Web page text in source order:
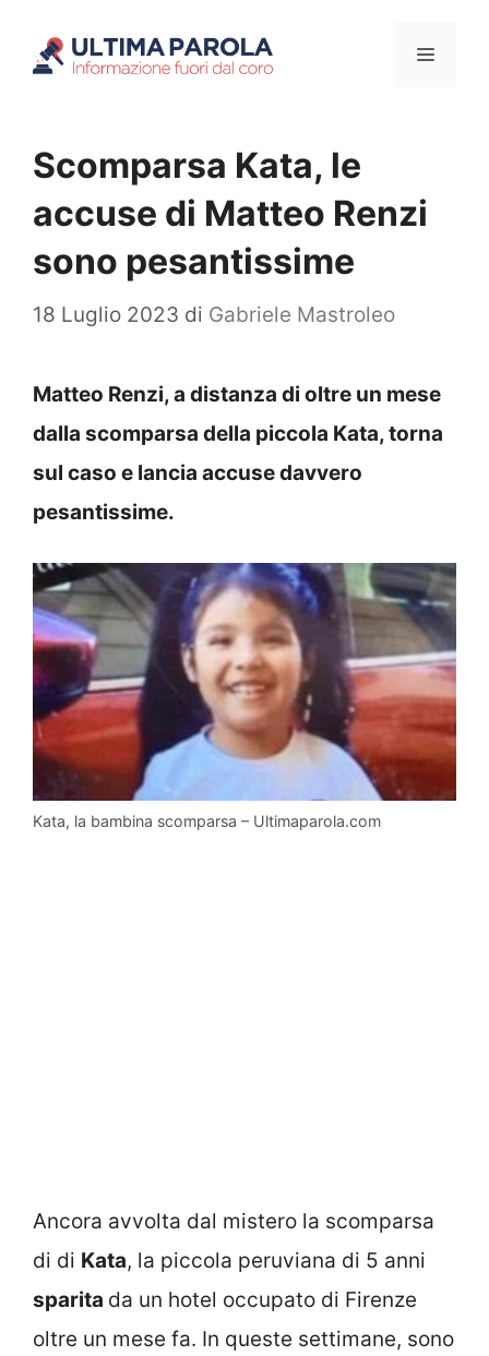
Menu
Scomparsa Kata, le
accuse di Matteo Renzi
sono pesantissime
18 Luglio 2023 di Gabriele Mastroleo
Matteo Renzi, a distanza di oltre un mese
dalla scomparsa della piccola Kata, torna
sul caso e lancia accuse davvero
pesantissime.
Kata, la bambina scomparsa – Ultimaparola.com
Ancora avvolta dal mistero la scomparsa
di di Kata, la piccola peruviana di 5 anni
sparita da un hotel occupato di Firenze
oltre un mese fa. In queste settimane, sono